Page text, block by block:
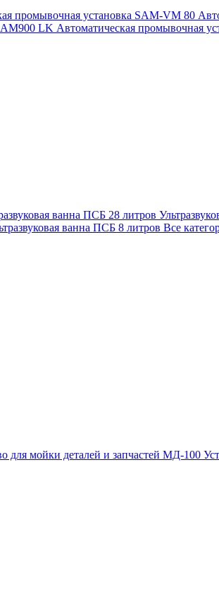
промывочная установка SAM-VM 80
LK Автоматическая промывочная
ванна ПСБ 28 литров
ванна ПСБ 8 литров Все
для мойки деталей и запчастей МД-100